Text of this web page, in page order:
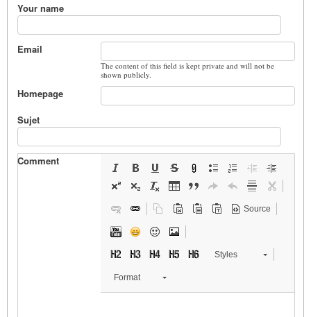
Your name
Email
The content of this field is kept private and will not be
shown publicly.
Homepage
Sujet
Comment
Source
Styles
Format